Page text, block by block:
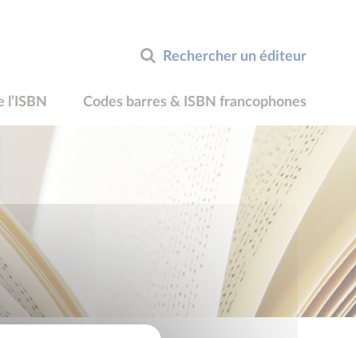
Rechercher un éditeur
l’ISBN Codes barres & ISBN francophones